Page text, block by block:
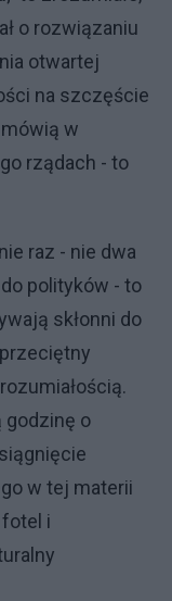
o rozwiązaniu
otwartej
na szczęście
w
rządach - to
raz - nie dwa
polityków - to
skłonni do
godzinę o
w tej materii
i